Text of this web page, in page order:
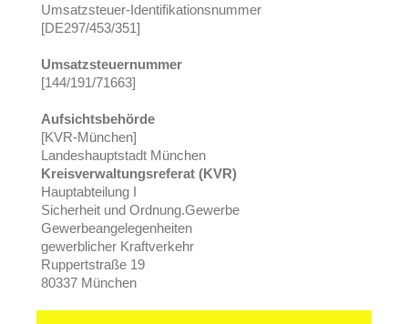
Umsatzsteuer-Identifikationsnummer
[DE297/453/351]
Umsatzsteuernummer
[144/191/71663]
Aufsichtsbehörde
[KVR-München]
Landeshauptstadt München
Kreisverwaltungsreferat (KVR)
Hauptabteilung I
Sicherheit und Ordnung.Gewerbe
Gewerbeangelegenheiten
gewerblicher Kraftverkehr
Ruppertstraße 19
80337 München